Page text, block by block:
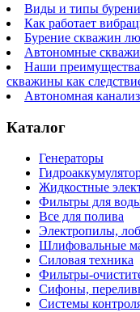
Виды и типы
Как работает
Бурение скважин
Автономные
Наши преимущества
скважины как
Автономная
Каталог
Генераторы
Жидкостные
Фильтры для
Все для полива
Электропилы,
Шлифовальные
Силовая техника
Фильтры-
Сифоны,
Системы